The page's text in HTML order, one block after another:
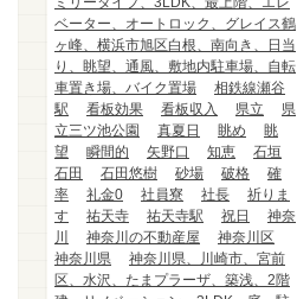
ベーター、オートロック、グレイス鶴
ヶ峰、横浜市旭区白根、南向き、日当
り、眺望、通風、敷地内駐車場、自転
車置き場、バイク置場
相鉄線瀬谷
駅
看板効果 看板収入 県立
県
立三ツ池公園
真夏日 眺め
眺
望
瞬間的 矢野口 知恵
石垣
石田
石田悠樹 砂場 破格
確
率
礼金0 社員寮 社長
祈りま
す
祐天寺 祐天寺駅 祝日
神奈
川
神奈川の不動産屋
神奈川区
神奈川県
神奈川県、川崎市、宮前
区、水沢、たまプラーザ、築浅、2階